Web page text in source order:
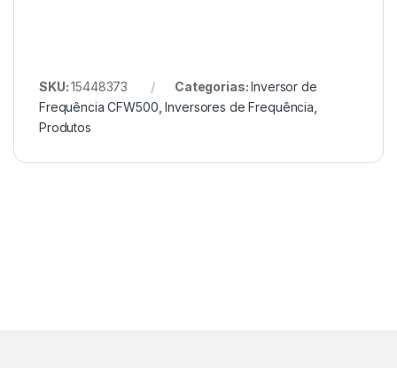
SKU:15448373 Categorias:Inversor de
Frequência CFW500 ,Inversores de Frequência
Produtos